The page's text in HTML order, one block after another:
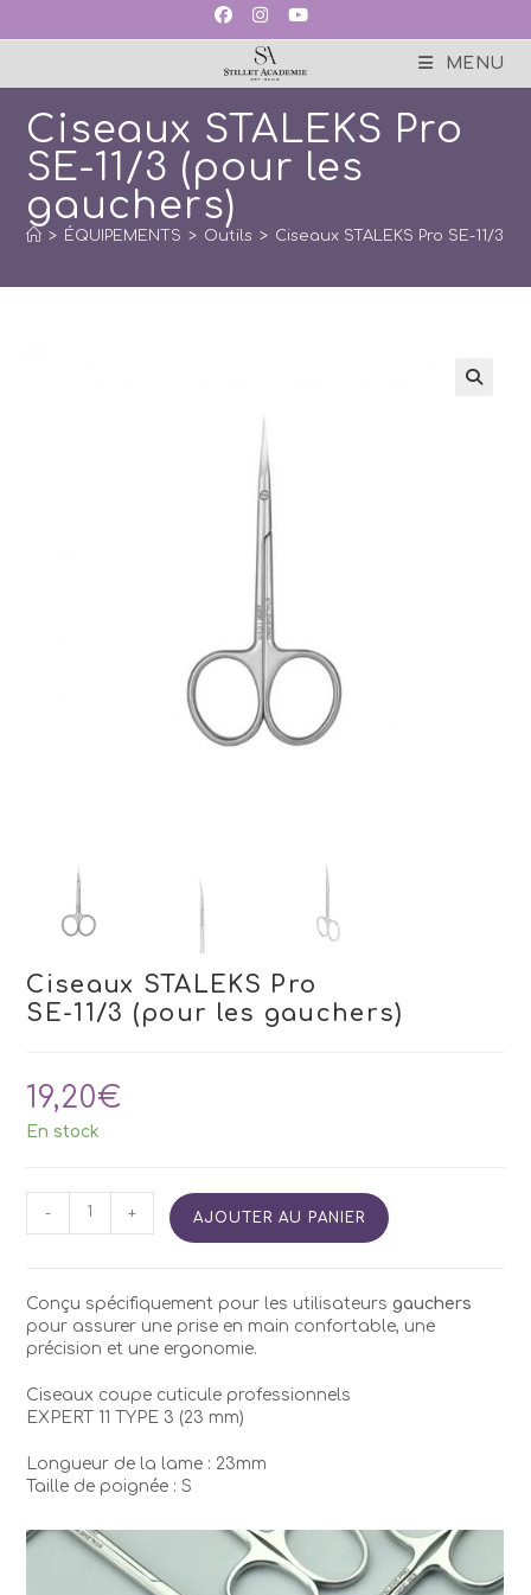
MENU
Ciseaux STALEKS Pro
SE-11/3 (pour les
gauchers)
> ÉQUIPEMENTS > Outils > Ciseaux STALEKS Pro SE-11/3
Ciseaux STALEKS Pro
SE-11/3 (pour les gauchers)
19,20€
En stock
quantité
SE-
11/3
(pour
gauchers)
- + AJOUTER AU PANIER
Conçu spécifiquement pour les utilisateursgauchers
pour assurer une prise en main confortable, une
précision et une ergonomie.
Ciseaux coupe cuticule professionnels
EXPERT 11 TYPE 3 (23 mm)
Longueur de la lame : 23mm
Taille de poignée : S